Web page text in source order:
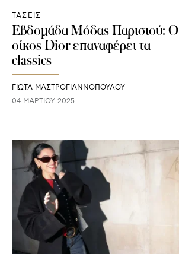
ΤΑΣΕΙΣ
Εβδομάδα Μόδας Παρισιού: Ο
οίκος Dior επαναφέρει τα
classics
ΓΙΩΤΑ ΜΑΣΤΡΟΓΙΑΝΝΟΠΟΥΛΟΥ
04 ΜΑΡΤΊΟΥ 2025